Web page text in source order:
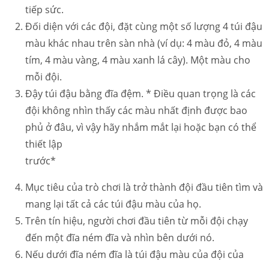
tiếp sức.
Đối diện với các đội, đặt cùng một số lượng 4 túi đậu
màu khác nhau trên sàn nhà (ví dụ: 4 màu đỏ, 4 màu
tím, 4 màu vàng, 4 màu xanh lá cây). Một màu cho
mỗi đội.
Đậy túi đậu bằng đĩa đệm. * Điều quan trọng là các
đội không nhìn thấy các màu nhất định được bao
phủ ở đâu, vì vậy hãy nhắm mắt lại hoặc bạn có thể
thiết lập
trước*
Mục tiêu của trò chơi là trở thành đội đầu tiên tìm và
mang lại tất cả các túi đậu màu của họ.
Trên tín hiệu, người chơi đầu tiên từ mỗi đội chạy
đến một đĩa ném đĩa và nhìn bên dưới nó.
Nếu dưới đĩa ném đĩa là túi đậu màu của đội của